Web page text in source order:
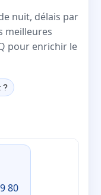
nuit, délais par
meilleures
pour enrichir le
?
80